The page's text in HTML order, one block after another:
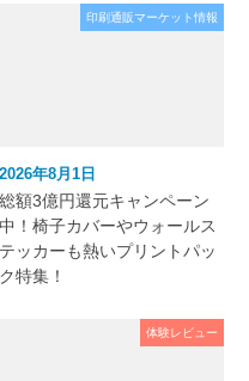
印刷通販マーケット情報
2026年8月1日
総額3億円還元キャンペーン
中！椅子カバーやウォールス
テッカーも熱いプリントパッ
ク特集！
体験レビュー